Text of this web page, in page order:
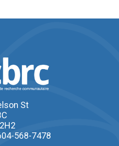
St
568-7478